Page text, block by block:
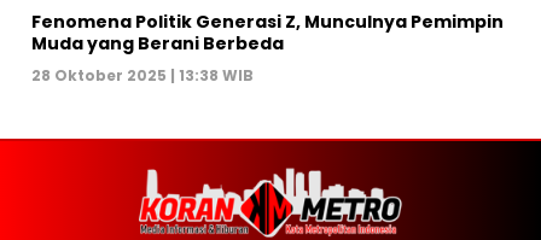
Fenomena Politik Generasi Z, Munculnya Pemimpin
Muda yang Berani Berbeda
28 Oktober 2025 | 13:38 WIB